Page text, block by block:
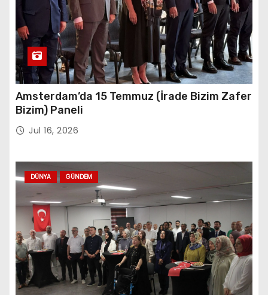
Amsterdam’da 15 Temmuz (İrade Bizim Zafer
Bizim) Paneli
Jul 16, 2026
DÜNYA GÜNDEM